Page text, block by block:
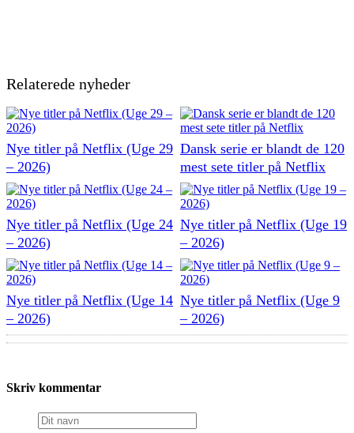
Relaterede nyheder
Nye titler på Netflix (Uge 29
– 2026)
Dansk serie er blandt de 120
mest sete titler på Netflix
Nye titler på Netflix (Uge 24
– 2026)
Nye titler på Netflix (Uge 19
– 2026)
Nye titler på Netflix (Uge 14
– 2026)
Nye titler på Netflix (Uge 9
– 2026)
Skriv kommentar